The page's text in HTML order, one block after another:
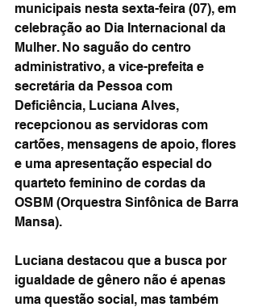
municipais nesta sexta-feira (07), em
celebração ao Dia Internacional da
Mulher. No saguão do centro
administrativo, a vice-prefeita e
secretária da Pessoa com
Deficiência, Luciana Alves,
recepcionou as servidoras com
cartões, mensagens de apoio, flores
e uma apresentação especial do
quarteto feminino de cordas da
OSBM (Orquestra Sinfônica de Barra
Mansa).
Luciana destacou que a busca por
igualdade de gênero não é apenas
uma questão social, mas também